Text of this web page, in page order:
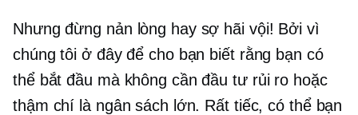
Nhưng đừng nản lòng hay sợ hãi vội! Bởi vì
chúng tôi ở đây để cho bạn biết rằng bạn có
thể bắt đầu mà không cần đầu tư rủi ro hoặc
thậm chí là ngân sách lớn. Rất tiếc, có thể bạn